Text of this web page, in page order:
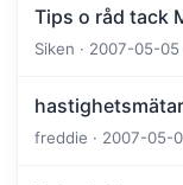
Tips o råd tack
Siken · 2007-05-
freddie · 2007-05-